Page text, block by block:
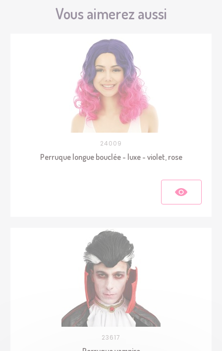
Vous aimerez aussi
24009
Perruque longue bouclée - luxe - violet, rose
23617